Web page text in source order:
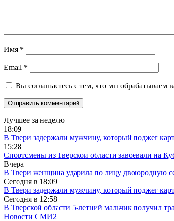
Имя *
Email *
Вы соглашаетесь с тем, что мы обрабатываем
Лучшее за неделю
18:09
В Твери задержали мужчину, который поджег
15:28
Спортсмены из Тверской области завоевали на
Вчера
В Твери женщина ударила по лицу двоюродную
Сегодня в 18:09
В Твери задержали мужчину, который поджег
Сегодня в 12:58
В Тверской области 5-летний мальчик получил
Новости СМИ2